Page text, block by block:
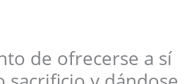
de ofrecerse a sí